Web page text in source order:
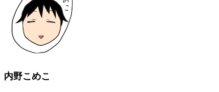
内野こめこ